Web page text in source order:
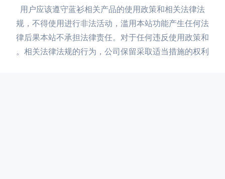
用户应该遵守蓝衫相关产品的使用政策和相关法律法
规，不得使用进行非法活动，滥用本站功能产生任何法
律后果本站不承担法律责任。对于任何违反使用政策和
相关法律法规的行为，公司保留采取适当措施的权利。